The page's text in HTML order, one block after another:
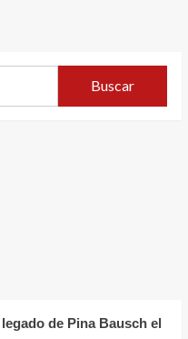
Buscar
de Pina Bausch el